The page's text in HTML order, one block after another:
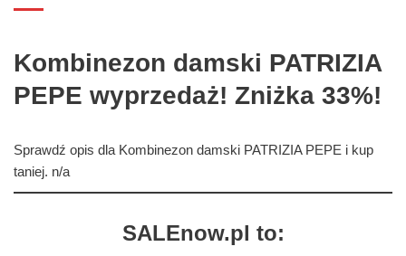
Kombinezon damski PATRIZIA
PEPE wyprzedaż! Zniżka 33%!
Sprawdź opis dla Kombinezon damski PATRIZIA PEPE i kup
taniej. n/a
SALEnow.pl to: